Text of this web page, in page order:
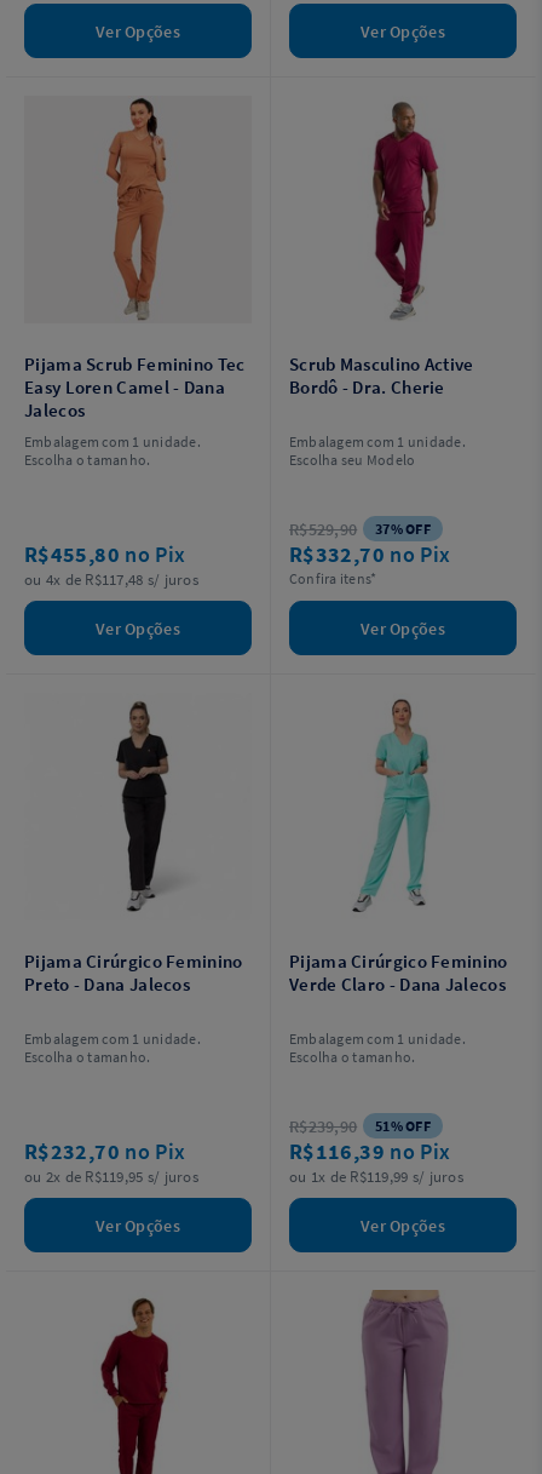
Ver Opções Ver Opções
Pijama Scrub Feminino Tec
Easy Loren Camel - Dana
Jalecos
Embalagem com 1 unidade.
Escolha o tamanho.
R$455,80 no Pix
ou 4x de R$117,48 s/ juros
Ver Opções
Scrub Masculino Active
Bordô - Dra. Cherie
Embalagem com 1 unidade.
Escolha seu Modelo
R$529,90 37% OFF
R$332,70 no Pix
Confira itens*
Ver Opções
Pijama Cirúrgico Feminino
Preto - Dana Jalecos
Embalagem com 1 unidade.
Escolha o tamanho.
R$232,70 no Pix
ou 2x de R$119,95 s/ juros
Ver Opções
Pijama Cirúrgico Feminino
Verde Claro - Dana Jalecos
Embalagem com 1 unidade.
Escolha o tamanho.
R$239,90 51% OFF
R$116,39 no Pix
ou 1x de R$119,99 s/ juros
Ver Opções